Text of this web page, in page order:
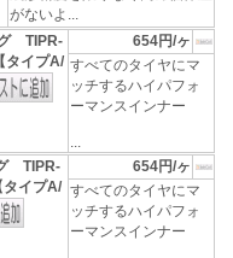
がないよ...
TIPR-
タイプA/
654円/ヶ
すべてのタイヤにマ
ッチするハイパフォ
ーマンスインナー
...
TIPR-
タイプA/
654円/ヶ
すべてのタイヤにマ
ッチするハイパフォ
ーマンスインナー